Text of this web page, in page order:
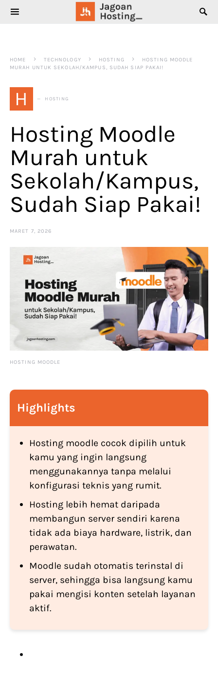
SEARCH FOR:
HOME TECHNOLOGY HOSTING
HOSTING MOODLE
MURAH UNTUK SEKOLAH/KAMPUS, SUDAH SIAP PAKAI!
H HOSTING
Hosting Moodle
Murah untuk
Sekolah/Kampus,
Sudah Siap Pakai!
MARET 7, 2026
HOSTING MOODLE
Highlights
Hosting moodle cocok dipilih untuk
kamu yang ingin langsung
menggunakannya tanpa melalui
konfigurasi teknis yang rumit.
Hosting lebih hemat daripada
membangun server sendiri karena
tidak ada biaya hardware, listrik, dan
perawatan.
Moodle sudah otomatis terinstal di
server, sehingga bisa langsung kamu
pakai mengisi konten setelah layanan
aktif.